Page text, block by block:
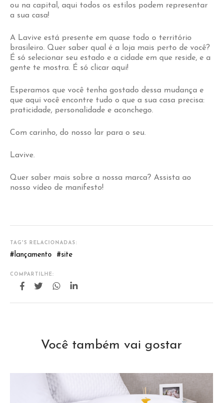
ou na capital, aqui todos os estilos podem representar
a sua casa!
A Lavive está presente em quase todo o território
brasileiro. Quer saber qual é a loja mais perto de você?
É só selecionar seu estado e a cidade em que reside, e a
gente te mostra. É só clicar aqui!
Esperamos que você tenha gostado dessa mudança e
que aqui você encontre tudo o que a sua casa precisa:
praticidade, personalidade e aconchego.
Com carinho, do nosso lar para o seu.
Lavive.
Quer saber mais sobre a nossa marca? Assista ao
nosso vídeo de manifesto!
TAG'S RELACIONADAS:
# lançamento #site
COMPARTILHE:
Você também vai gostar